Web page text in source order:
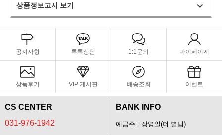
상품정보고시 보기
공지사항 톡톡상담 1:1문의 마이페이지
상품후기 VIP 게시판 배송조회 이벤트
CS CENTER
031-976-1942
BANK INFO
예금주 : 장영일(더 별님)